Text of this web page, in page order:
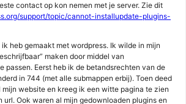
contact op kon nemen met je server. Zie dit
support/topic/cannot-installupdate-plugins-
heb gemaakt met wordpress. Ik wilde in mijn
maken door middel van
passen. Eerst heb ik de betandsrechten van de
in 744 (met alle submappen erbij). Toen deed
mijn website en kreeg ik een witte pagina te zien
url. Ook waren al mijn gedownloaden plugins en